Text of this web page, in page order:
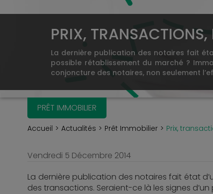
PRIX, TRANSACTIONS,
La dernière publication des notaires fait
possible rétablissement du marché ?
conjoncture des notaires, non seulement
PRÊT IMMOBILIER
Accueil Actualités Prêt Immobilier Prix,
Vendredi 5 Décembre 2014
La dernière publication des notaires fait état
des transactions. Seraient-ce là les signes